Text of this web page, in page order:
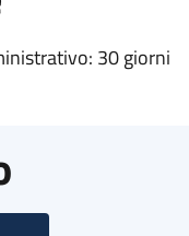
30 giorni